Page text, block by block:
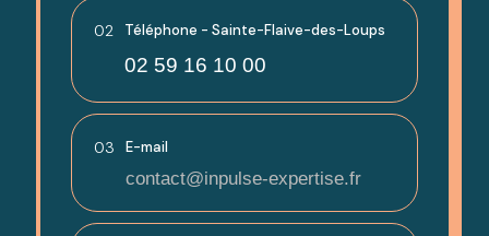
02 Téléphone - Sainte-Flaive-des-Loups
02 59 16 10 00
03 E-mail
contact@inpulse-expertise.fr